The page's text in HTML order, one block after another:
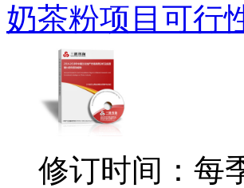
奶茶粉项目可行
修订时间：每